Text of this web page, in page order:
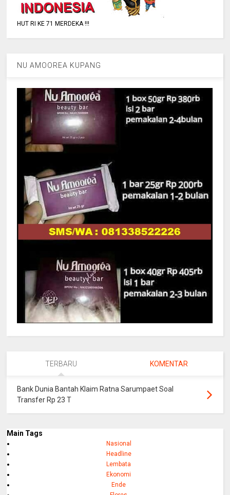
HUT RI KE 71 MERDEKA !!!
NU AMOOREA KUPANG
TERBARU KOMENTAR
Bank Dunia Bantah Klaim Ratna Sarumpaet Soal
Transfer Rp 23 T
Main Tags
Nasional
Headline
Lembata
Ekonomi
Ende